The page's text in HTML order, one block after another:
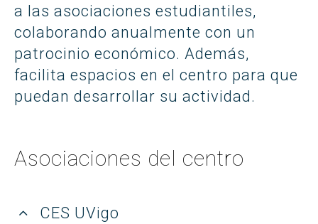
a las asociaciones estudiantiles,
colaborando anualmente con un
patrocinio económico. Además,
facilita espacios en el centro para que
puedan desarrollar su actividad.
Asociaciones del centro
CES UVigo